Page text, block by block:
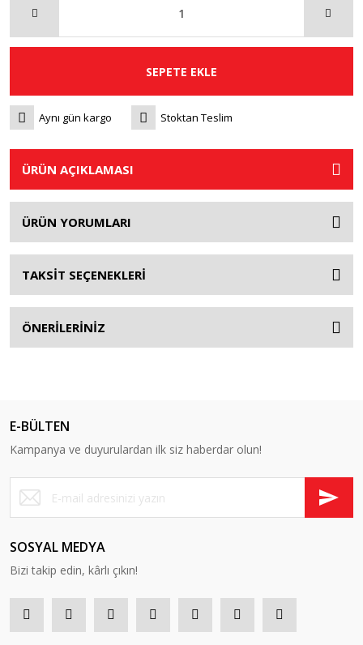
SEPETE EKLE
Aynı gün kargo Stoktan Teslim
ÜRÜN AÇIKLAMASI
ÜRÜN YORUMLARI
TAKSİT SEÇENEKLERİ
ÖNERİLERİNİZ
E-BÜLTEN
Kampanya ve duyurulardan ilk siz haberdar olun!
SOSYAL MEDYA
Bizi takip edin, kârlı çıkın!